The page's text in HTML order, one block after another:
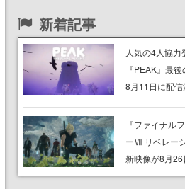
新着記事
人気の4人協力
『PEAK』最
8月11日に配
れた“塔“のバ
「GLOOM」と
CITADEL」が
『ファイナル
ーⅦ リベレー
新映像が8月26
公開へ。『